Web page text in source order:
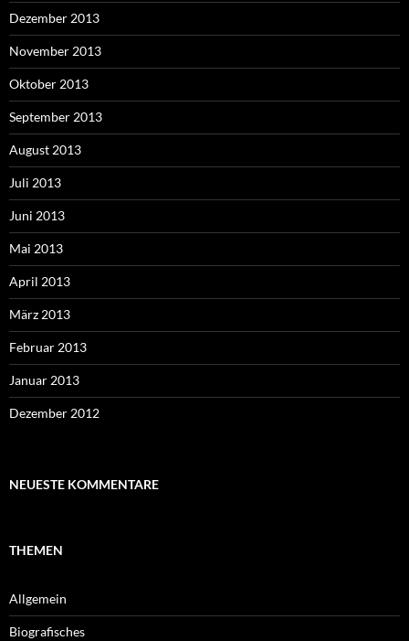
Dezember 2013
November 2013
Oktober 2013
September 2013
August 2013
Juli 2013
Juni 2013
Mai 2013
April 2013
März 2013
Februar 2013
Januar 2013
Dezember 2012
NEUESTE KOMMENTARE
THEMEN
Allgemein
Biografisches